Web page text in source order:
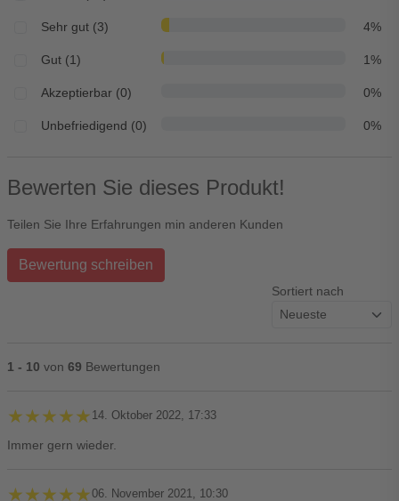
Sehr gut (3) 4%
Gut (1) 1%
Akzeptierbar (0) 0%
Unbefriedigend (0) 0%
Bewerten Sie dieses Produkt!
Teilen Sie Ihre Erfahrungen min anderen Kunden
Bewertung schreiben
Sortiert nach
1 - 10 von 69 Bewertungen
★★★★★
★★★★★ 14. Oktober 2022, 17:33
Immer gern wieder.
★★★★★
★★★★★06. November 2021, 10:30